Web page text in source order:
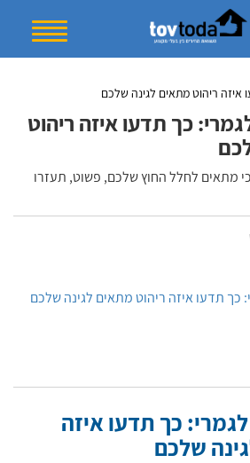
איזה ריהוט מתאים לגינה שלכם
כך תדעו איזה ריהוט
מתאים לחלל החוץ שלכם, פשוט, תעזרו
כך תדעו איזה ריהוט מתאים לגינה שלכם
כך תדעו איזה
שלכם